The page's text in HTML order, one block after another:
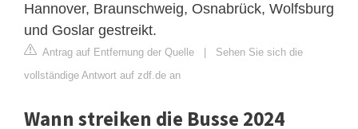
Hannover, Braunschweig, Osnabrück, Wolfsburg
und Goslar gestreikt.
Antrag auf Entfernung der Quelle
Sehen Sie sich die
vollständige Antwort auf zdf.de an
Wann streiken die Busse 2024